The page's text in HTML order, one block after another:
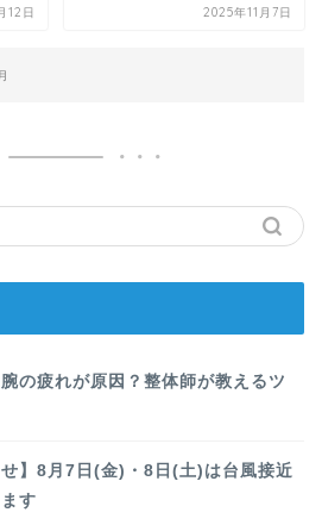
12日 2025年11月7日
の疲れが原因？整体師が教えるツ
せ】8月7日(金)・8日(土)は台風接近
す